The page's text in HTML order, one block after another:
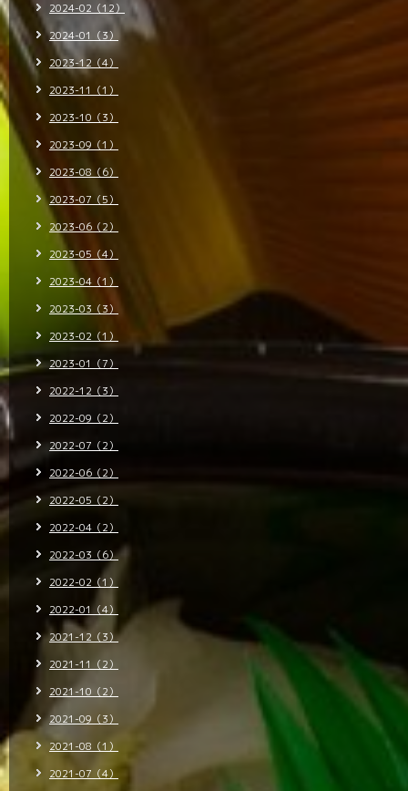
2024-02（12）
2024-01（3）
2023-12（4）
2023-11（1）
2023-10（3）
2023-09（1）
2023-08（6）
2023-07（5）
2023-06（2）
2023-05（4）
2023-04（1）
2023-03（3）
2023-02（1）
2023-01（7）
2022-12（3）
2022-09（2）
2022-07（2）
2022-06（2）
2022-05（2）
2022-04（2）
2022-03（6）
2022-02（1）
2022-01（4）
2021-12（3）
2021-11（2）
2021-10（2）
2021-09（3）
2021-08（1）
2021-07（4）